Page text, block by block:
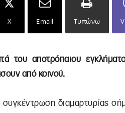
X Email Τυπώνω
του αποτρόπαιου
από κοινού.
συγκέντρωση διαμαρτυρίας